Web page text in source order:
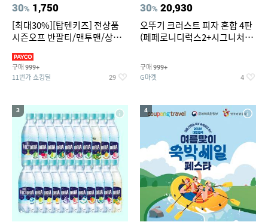
30% 1,750
[최대30%][탑텐키즈] 전상품
시즌오프 반팔티/맨투맨/상하
구매 999+
11번가 쇼킹딜 29
30% 20,930
오뚜기 크러스트 피자 혼합 4판
(페페로니디럭스2+시그니처익
구매 999+
G마켓 4
3 4